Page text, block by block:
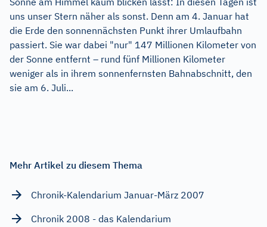
uns unser Stern näher als sonst. Denn am 4. Januar hat
die Erde den sonnennächsten Punkt ihrer Umlaufbahn
passiert. Sie war dabei "nur" 147 Millionen Kilometer von
der Sonne entfernt – rund fünf Millionen Kilometer
weniger als in ihrem sonnenfernsten Bahnabschnitt, den
sie am 6. Juli...
Mehr Artikel zu diesem Thema
Chronik-Kalendarium Januar-März 2007
Chronik 2008 - das Kalendarium